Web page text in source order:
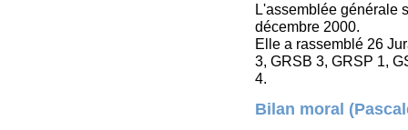
L'assemblée générale
décembre 2000.
Elle a rassemblé 26
3, GRSB 3, GRSP 1,
4.
Bilan moral